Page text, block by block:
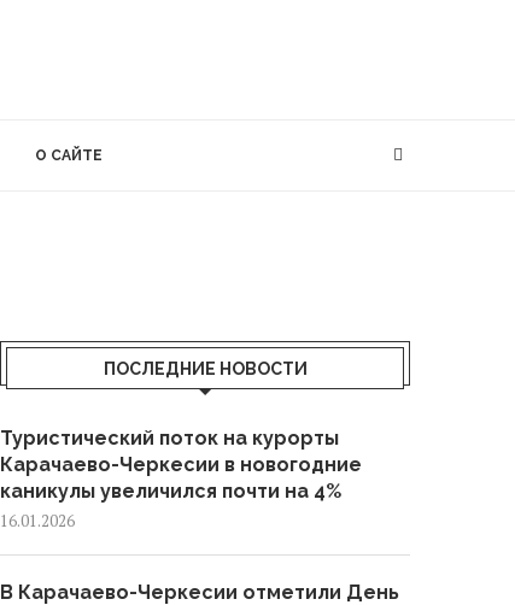
О САЙТЕ
ПОСЛЕДНИЕ НОВОСТИ
Туристический поток на курорты
Карачаево-Черкесии в новогодние
каникулы увеличился почти на 4%
16.01.2026
В Карачаево-Черкесии отметили День